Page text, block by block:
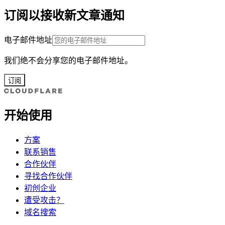
订阅以接收新文章通知
电子邮件地址
我们绝不会分享您的电子邮件地址。
订阅
开始使用
方案
联系销售
合作伙伴
寻找合作伙伴
初创企业
遭受攻击？
域名搜索